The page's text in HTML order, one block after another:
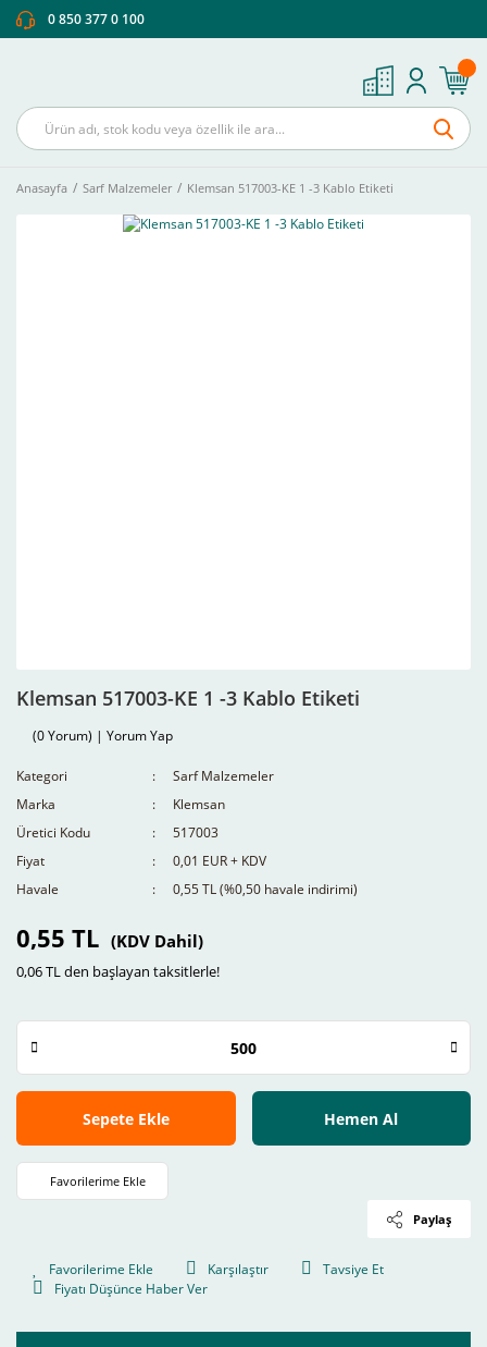
0 850 377 0 100
Anasayfa Sarf Malzemeler Klemsan 517003-KE 1 -3 Kablo Etiketi
Klemsan 517003-KE 1 -3 Kablo Etiketi
(0 Yorum) | Yorum Yap
Kategori
Sarf Malzemeler
Marka
Klemsan
Üretici Kodu
517003
Fiyat
0,01 EUR + KDV
Havale
0,55 TL (%0,50 havale indirimi)
0,55 TL (KDV Dahil)
0,06 TL den başlayan taksitlerle!
Sepete Ekle Hemen Al
Paylaş
Karşılaştır
Tavsiye Et
Fiyatı Düşünce Haber Ver